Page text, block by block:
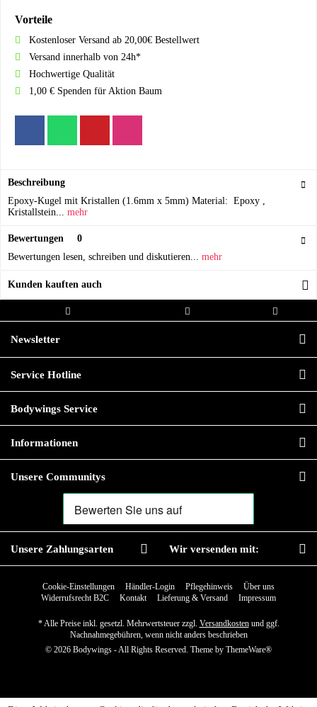
Vorteile
Kostenloser Versand ab 20,00€ Bestellwert
Versand innerhalb von 24h*
Hochwertige Qualität
1,00 € Spenden für Aktion Baum
Beschreibung
Epoxy-Kugel mit Kristallen (1.6mm x 5mm) Material: Epoxy ,
Kristallstein... mehr
Bewertungen
0
Bewertungen lesen, schreiben und diskutieren... mehr
Kunden kauften auch
Bestellwert
Newsletter
Service Hotline
Bodywings Service
Informationen
Unsere Communitys
Unsere Zahlungsarten Wir versenden mit:
Cookie-Einstellungen Händler-Login Pflegehinweis
Über uns
Widerrufsrecht B2C
Kontakt Lieferung & Versand Impressum
* Alle Preise inkl. gesetzl. Mehrwertsteuer zzgl. Versandkostenund ggf.
Nachnahmegebühren, wenn nicht anders beschrieben
© 2026 Bodywings - All Rights Reserved. Theme by ThemeWare®